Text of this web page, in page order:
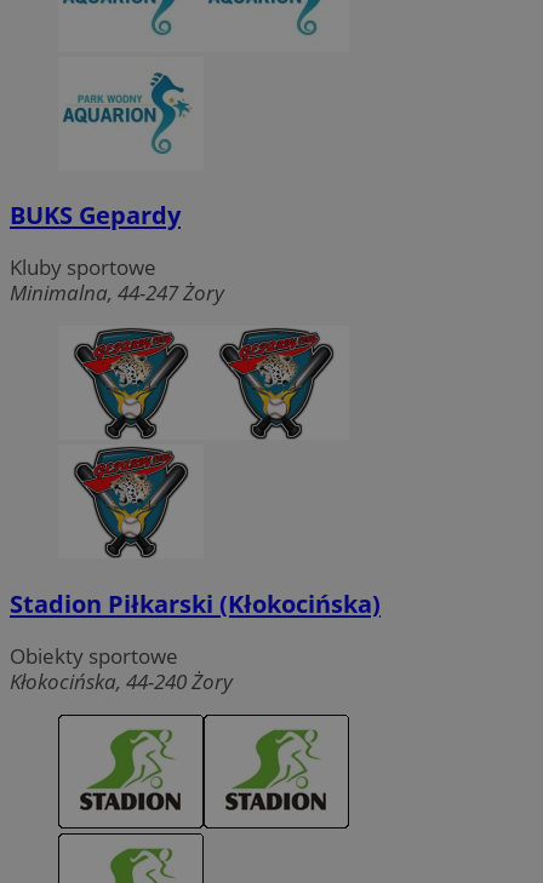
BUKS Gepardy
Kluby sportowe
Minimalna, 44-247 Żory
Stadion Piłkarski (Kłokocińska)
Obiekty sportowe
Kłokocińska, 44-240 Żory